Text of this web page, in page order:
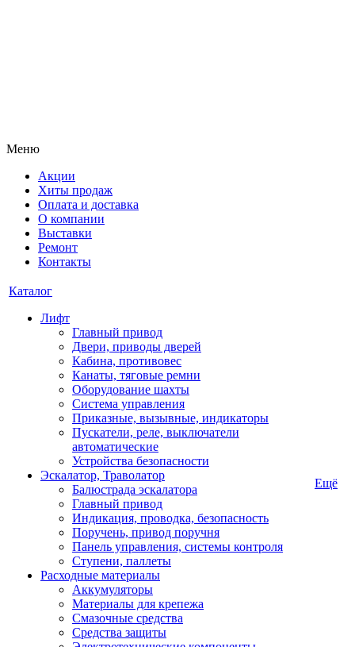
Меню
Акции
Хиты продаж
Оплата и доставка
О компании
Выставки
Ремонт
Контакты
Каталог
Лифт
Главный привод
Двери, приводы дверей
Кабина, противовес
Канаты, тяговые ремни
Оборудование шахты
Система управления
Приказные, вызывные, индикаторы
Пускатели, реле, выключатели
автоматические
Устройства безопасности
Эскалатор, Траволатор
Балюстрада эскалатора
Главный привод
Индикация, проводка, безопасность
Поручень, привод поручня
Панель управления, системы контроля
Ступени, паллеты
Расходные материалы
Аккумуляторы
Материалы для крепежа
Смазочные средства
Средства защиты
Ещё